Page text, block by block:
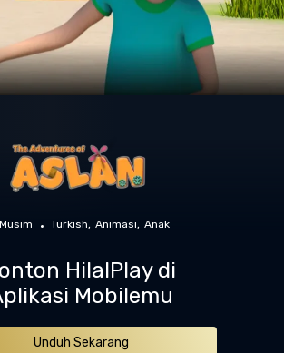
Turkish Animasi Anak
HilalPlay di
Mobilemu
Unduh Sekarang